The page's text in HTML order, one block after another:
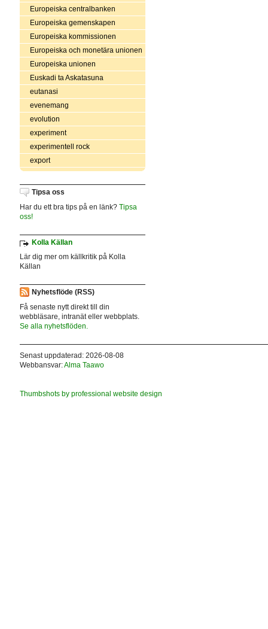
Europeiska centralbanken
Europeiska gemenskapen
Europeiska kommissionen
Europeiska och monetära unionen
Europeiska unionen
Euskadi ta Askatasuna
eutanasi
evenemang
evolution
experiment
experimentell rock
export
Tipsa oss
Har du ett bra tips på en länk? Tipsa
oss!
Kolla Källan
Lär dig mer om källkritik på Kolla
Källan
Nyhetsflöde (RSS)
Få senaste nytt direkt till din
webbläsare, intranät eller webbplats.
Se alla nyhetsflöden.
Senast uppdaterad: 2026-08-08
Webbansvar:Alma Taawo
Thumbshots by professional website design